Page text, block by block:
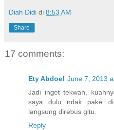
Diah Didi di 8:53 AM
Share
17 comments:
Ety Abdoel June 7, 2013
Jadi inget tekwan,
saya dulu ndak pake
langsung direbus gitu.
Reply